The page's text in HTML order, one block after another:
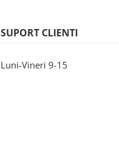
SUPORT CLIENTI
Luni-Vineri 9-15